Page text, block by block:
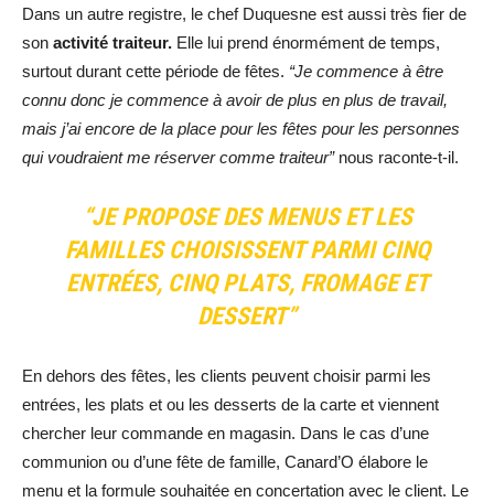
Dans un autre registre, le chef Duquesne est aussi très fier de
son activité traiteur. Elle lui prend énormément de temps,
surtout durant cette période de fêtes. “Je commence à être
connu donc je commence à avoir de plus en plus de travail,
mais j’ai encore de la place pour les fêtes pour les personnes
qui voudraient me réserver comme traiteur” nous raconte-t-il.
“JE PROPOSE DES MENUS ET LES
FAMILLES CHOISISSENT PARMI CINQ
ENTRÉES, CINQ PLATS, FROMAGE ET
DESSERT”
En dehors des fêtes, les clients peuvent choisir parmi les
entrées, les plats et ou les desserts de la carte et viennent
chercher leur commande en magasin. Dans le cas d’une
communion ou d’une fête de famille, Canard’O élabore le
menu et la formule souhaitée en concertation avec le client. Le